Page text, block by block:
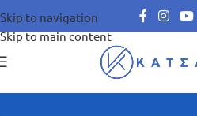
Skip to navigation
Skip to main content